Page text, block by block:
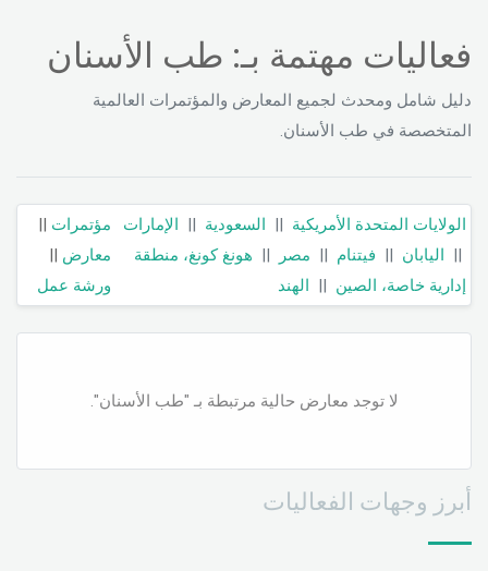
فعاليات مهتمة بـ: طب الأسنان
دليل شامل ومحدث لجميع المعارض والمؤتمرات العالمية
المتخصصة في طب الأسنان.
الولايات المتحدة الأمريكية || السعودية || الإمارات
|| اليابان || فيتنام || مصر || هونغ كونغ، منطقة
إدارية خاصة، الصين || الهند
مؤتمرات ||
معارض ||
ورشة عمل
لا توجد معارض حالية مرتبطة بـ "طب الأسنان".
أبرز وجهات الفعاليات